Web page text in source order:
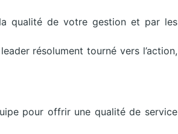
qualité de votre gestion et par les
résolument tourné vers l’action,
pour offrir une qualité de service